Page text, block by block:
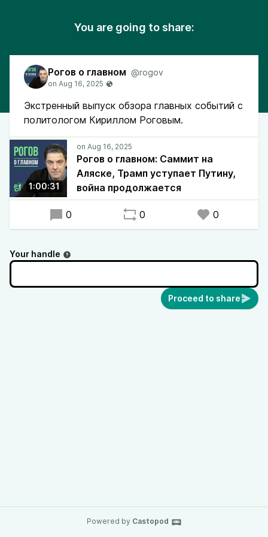
You are going to share:
Рогов о главном @rogov
Экстренный выпуск обзора главных событий с
политологом Кириллом Роговым.
1:00:31
Рогов о главном: Саммит на
Аляске, Трамп уступает Путину,
война продолжается
0 0 0
Your handle
Proceed to share
Powered by Castopod